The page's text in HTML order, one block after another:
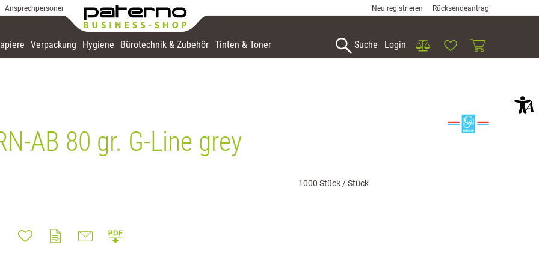
Ansprechpersonen Neu registrieren Rücksendeantrag
Suche Login VergleichWunschlisteWarenkorb
Verpackung Hygiene Bürotechnik & Zubehör Tinten & Toner
AB 80 gr. G-Line grey
1000 Stück / Stück